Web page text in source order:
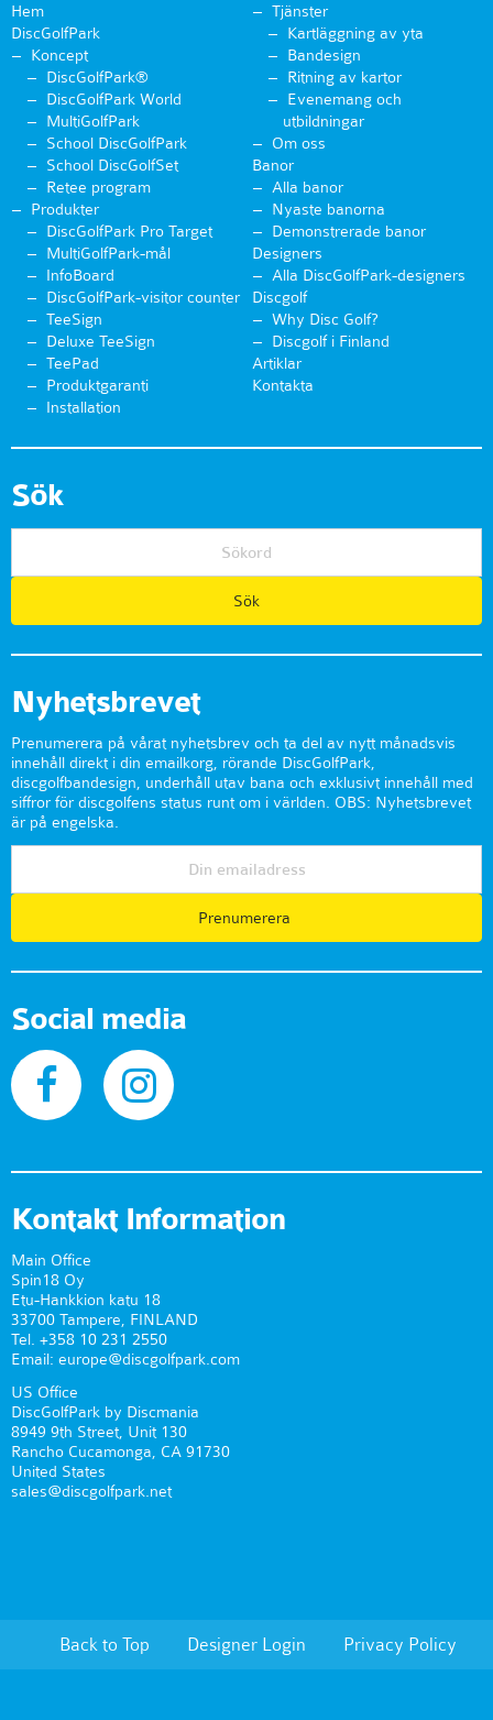
Hem
DiscGolfPark
Koncept
DiscGolfPark®
DiscGolfPark World
MultiGolfPark
School DiscGolfPark
School DiscGolfSet
Retee program
Produkter
DiscGolfPark Pro Target
MultiGolfPark-mål
InfoBoard
DiscGolfPark-visitor counter
TeeSign
Deluxe TeeSign
TeePad
Produktgaranti
Installation
Tjänster
Kartläggning av yta
Bandesign
Ritning av kartor
Evenemang och
utbildningar
Om oss
Banor
Alla banor
Nyaste banorna
Demonstrerade banor
Designers
Alla DiscGolfPark-designers
Discgolf
Why Disc Golf?
Discgolf i Finland
Artiklar
Kontakta
Sök
Nyhetsbrevet
Prenumerera på vårat nyhetsbrev och ta del av nytt månadsvis
innehåll direkt i din emailkorg, rörande DiscGolfPark,
discgolfbandesign, underhåll utav bana och exklusivt innehåll med
siffror för discgolfens status runt om i världen. OBS: Nyhetsbrevet
är på engelska.
Prenumerera
Social media
Kontakt Information
Main Office
Spin18 Oy
Etu-Hankkion katu 18
33700 Tampere, FINLAND
Tel. +358 10 231 2550
Email: europe@discgolfpark.com
US Office
DiscGolfPark by Discmania
8949 9th Street, Unit 130
Rancho Cucamonga, CA 91730
United States
sales@discgolfpark.net
Back to Top Designer Login Privacy Policy